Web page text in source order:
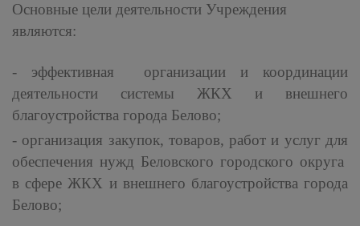
Основные цели деятельности Учреждения
являются:
- эффективная организации и координации
деятельности системы ЖКХ и внешнего
благоустройства города Белово;
- организация закупок, товаров, работ и услуг для
обеспечения нужд Беловского городского округа
в сфере ЖКХ и внешнего благоустройства города
Белово;